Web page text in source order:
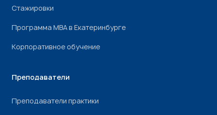
Стажировки
Программа МВА в Екатеринбурге
Корпоративное обучение
Преподаватели
Преподаватели практики